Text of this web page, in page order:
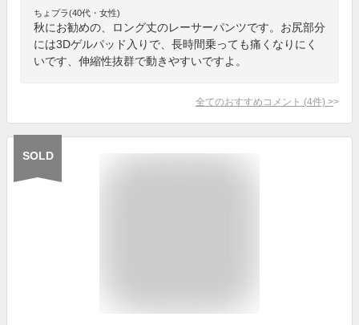
ちょプラ(40代・女性)
秋にお勧めの、ロング丈のレーサーパンツです。お尻部分
には3Dゲルパッド入りで、長時間乗っても痛くなりにく
いです、伸縮性抜群で動きやすいですよ。
全てのおすすめコメント (4件) >
SOLD